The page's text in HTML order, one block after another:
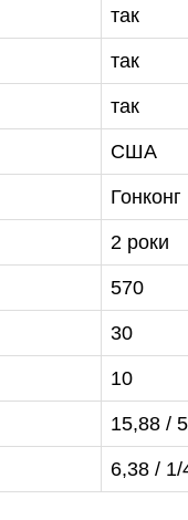
так
так
так
США
Гонконг
2 роки
570
30
10
15,88 /
6,38 / 1/